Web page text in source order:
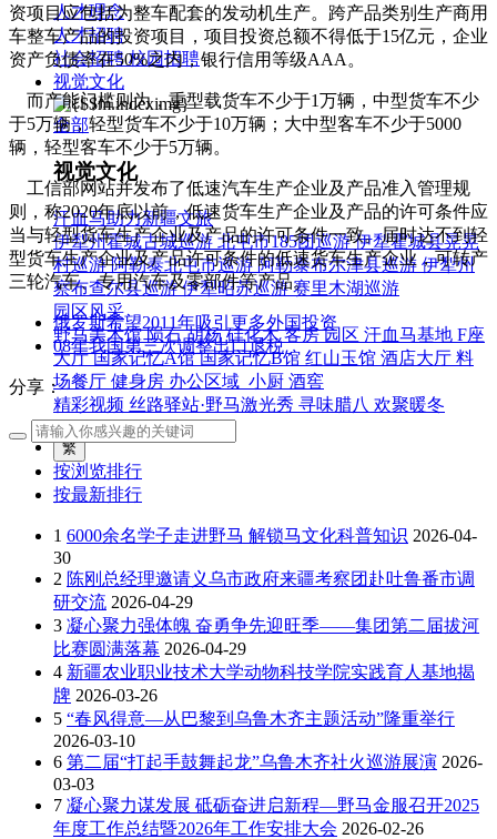
人才理念
人才招聘
社会招聘 校园招聘
视觉文化
全部
视觉文化
汗血马助力新疆文旅
伊犁州霍城古城巡游 北屯市185团巡游 伊犁霍城县晃晃
村巡游 阿勒泰北屯市巡游 阿勒泰布尔津县巡游 伊犁州
察布查尔县巡游 伊犁昭苏巡游 赛里木湖巡游
园区风采
野马美术馆 陨石 胡杨 硅化木 客房 园区 汗血马基地 F座
大厅 国家记忆A馆 国家记忆B馆 红山玉馆 酒店大厅 料
场餐厅 健身房 办公区域 小厨 酒窖
精彩视频 丝路驿站·野马激光秀 寻味腊八 欢聚暖冬
繁
资项目应包括为整车配套的发动机生产。跨产品类别生产商用
车整车产品的投资项目，项目投资总额不得低于15亿元，企业
资产负债率在50%之内，银行信用等级AAA。
而产能门槛则为，重型载货车不少于1万辆，中型货车不少
于5万辆，轻型货车不少于10万辆；大中型客车不少于5000
辆，轻型客车不少于5万辆。
工信部网站并发布了低速汽车生产企业及产品准入管理规
则，称2020年底以前，低速货车生产企业及产品的许可条件应
当与轻型货车生产企业及产品的许可条件一致。届时达不到轻
型货车生产企业及产品许可条件的低速货车生产企业，可转产
三轮汽车、专用汽车及零部件等产品。
俄罗斯希望2011年吸引更多外国投资
08年我国第三次调整出口退税
分享：
按浏览排行
按最新排行
1 6000余名学子走进野马 解锁马文化科普知识 2026-04-
30
2 陈刚总经理邀请义乌市政府来疆考察团赴吐鲁番市调
研交流 2026-04-29
3 凝心聚力强体魄 奋勇争先迎旺季——集团第二届拔河
比赛圆满落幕 2026-04-29
4 新疆农业职业技术大学动物科技学院实践育人基地揭
牌 2026-03-26
5 “春风得意—从巴黎到乌鲁木齐主题活动”隆重举行
2026-03-10
6 第二届“打起手鼓舞起龙”乌鲁木齐社火巡游展演 2026-
03-03
7 凝心聚力谋发展 砥砺奋进启新程—野马金服召开2025
年度工作总结暨2026年工作安排大会 2026-02-26